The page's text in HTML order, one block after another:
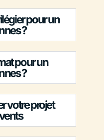
pour un
?
pour un
?
votre projet